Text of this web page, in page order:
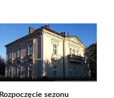
Rozpoczęcie sezonu